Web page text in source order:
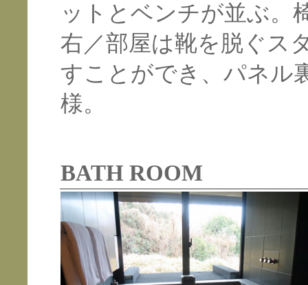
ットとベンチが並ぶ。
右／部屋は靴を脱ぐス
すことができ、パネル
様。
BATH ROOM